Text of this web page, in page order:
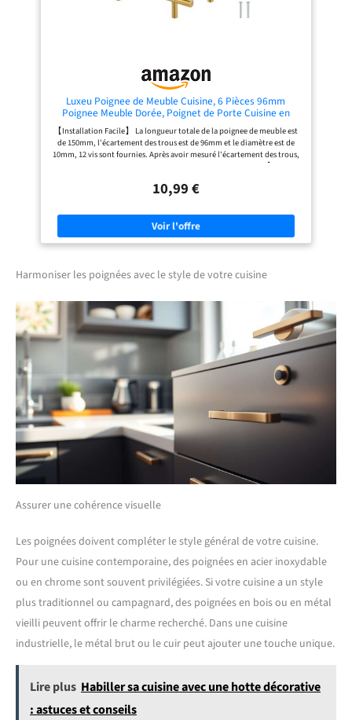
types de tiroirs et portes d’armoires
meubles tels que les tiroirs de
cuisine, les placards, et les tables de
Luxeu Poignee de Meuble Cuisine, 6 Pièces 96mm
Poignee Meuble Dorée, Poignet de Porte Cuisine en
Acier Inoxydable, avec 12 Vis, pour Armoire, Tiroir,
Placard
【Installation Facile】 La longueur totale de la poignee de meuble est
de 150mm, l'écartement des trous est de 96mm et le diamètre est de
10mm, 12 vis sont fournies. Après avoir mesuré l'écartement des trous,
percez et serrez les vis fournies pour terminer l'installation. 【Robuste
de haute qualité, résistant à la rouille et à la corrosion, garantissant
stabilité et empêche le desserrage avec le temps. 【Design Léger】 Les
poignées en acier inoxydable adoptent une structure creuse, légère et
résistante. Grâce à leurs bords arrondis et leur surface lisse, elles offrent
une prise en main confortable et réduisent le risque de blessure, idéales
un aspect moderne et esthétique. Elles s'intègrent facilement à de
nombreux styles de décoration intérieure et conviennent à tous les
parfaites pour décorer et rénover divers meubles comme les armoires,
tiroirs et placards dans la cuisine, la salle de bain, la chambre, le salon,
etc., ajoutant une touche de style personnalisé à votre intérieur.
10,99 €
Harmoniser les poignées avec le style de votre cuisine
Assurer une cohérence visuelle
Les poignées doivent compléter le style général de votre cuisine.
Pour une cuisine contemporaine, des poignées en acier inoxydable
ou en chrome sont souvent privilégiées. Si votre cuisine a un style
plus traditionnel ou campagnard, des poignées en bois ou en métal
vieilli peuvent offrir le charme recherché. Dans une cuisine
industrielle, le métal brut ou le cuir peut ajouter une touche unique.
Lire plus Habiller sa cuisine avec une hotte décorative
: astuces et conseils